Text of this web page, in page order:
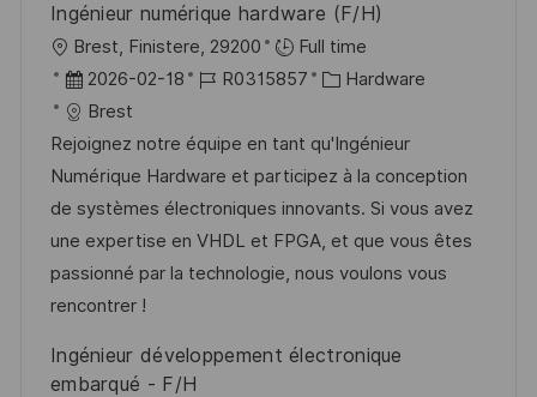
r
ö
f
e
n
t
i
h
u
Ingénieur numérique hardware (F/H)
O
r
t
Brest, Finistere, 29200
Full time
D
a
t
u
m
d
e
r
e
2026-02-18
J
b
-
I
D
R0315857
K
t
e
g
r
Hardware
Brest
Rejoignez notre équipe en tant qu'Ingénieur
Numérique Hardware et participez à la conception
de systèmes électroniques innovants. Si vous avez
une expertise en VHDL et FPGA, et que vous êtes
passionné par la technologie, nous voulons vous
rencontrer !
Ingénieur développement électronique
embarqué - F/H